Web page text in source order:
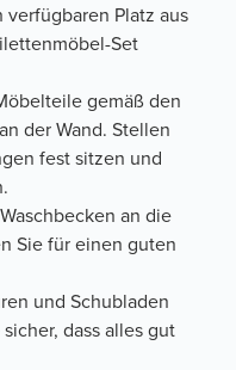
verfügbaren Platz aus
Set
gemäß den
der Wand. Stellen
fest sitzen und
an die
Sie für einen guten
und Schubladen
dass alles gut